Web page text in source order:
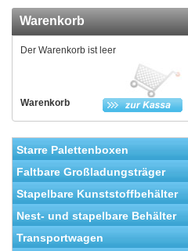
Warenkorb
Warenkorb
Der Warenkorb ist leer
Starre Palettenboxen
Faltbare Großladungsträger
Stapelbare Kunststoffbehälter
Nest- und stapelbare Behälter
Transportwagen